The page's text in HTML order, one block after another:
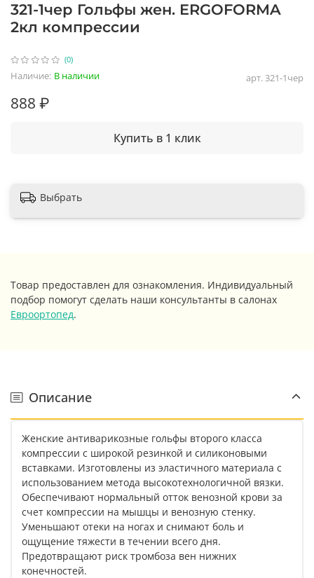
(0)
арт.321-1чер
Наличие: В наличии
321-1чер Гольфы жен. ERGOFORMA
2кл компрессии
888 ₽
Купить в 1 клик
Выбрать
Товар предоставлен для ознакомления. Индивидуальный
подбор помогут сделать наши консультанты в салонах
Евроортопед.
Описание
Женские антиварикозные гольфы второго класса
компрессии с широкой резинкой и силиконовыми
вставками. Изготовлены из эластичного материала с
использованием метода высокотехнологичной вязки.
Обеспечивают нормальный отток венозной крови за
счет компрессии на мышцы и венозную стенку.
Уменьшают отеки на ногах и снимают боль и
ощущение тяжести в течении всего дня.
Предотвращают риск тромбоза вен нижних
конечностей.